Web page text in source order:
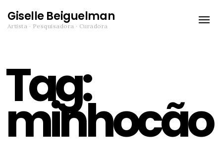
Giselle Beiguelman
Artista · Pesquisadora · Curadora
Toggle
Tag:
minhocão